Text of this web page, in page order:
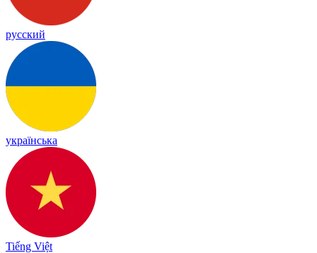
русский
українська
Tiếng Việt